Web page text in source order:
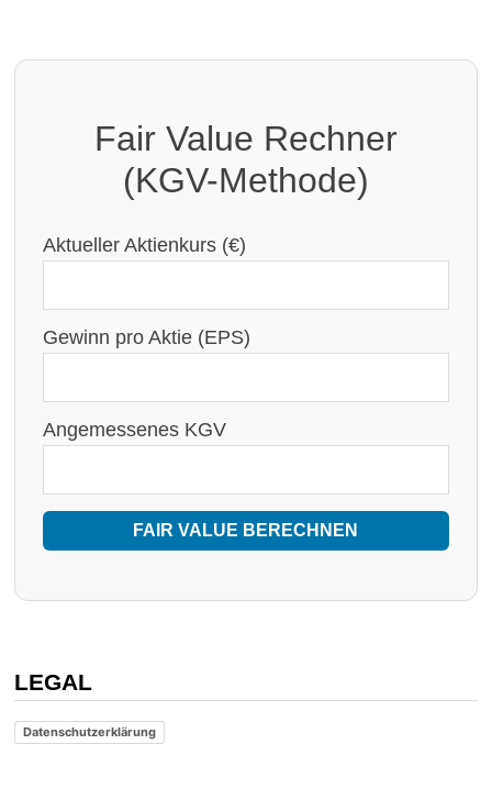
Fair Value Rechner
(KGV-Methode)
Aktueller Aktienkurs (€)
Gewinn pro Aktie (EPS)
Angemessenes KGV
FAIR VALUE BERECHNEN
LEGAL
Datenschutzerklärung